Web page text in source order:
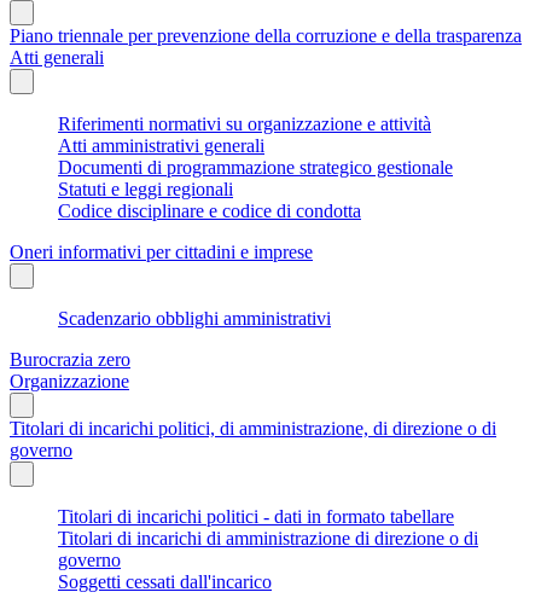
Piano triennale per prevenzione della corruzione e della trasparenza
Atti generali
Riferimenti normativi su organizzazione e attività
Atti amministrativi generali
Documenti di programmazione strategico gestionale
Statuti e leggi regionali
Codice disciplinare e codice di condotta
Oneri informativi per cittadini e imprese
Scadenzario obblighi amministrativi
Burocrazia zero
Organizzazione
Titolari di incarichi politici, di amministrazione, di direzione o di
governo
Titolari di incarichi politici - dati in formato tabellare
Titolari di incarichi di amministrazione di direzione o di
governo
Soggetti cessati dall'incarico